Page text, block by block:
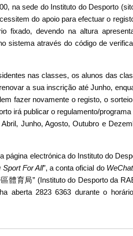
na sede do Instituto do Desporto
do apoio para efectuar o
fixado, devendo na altura
sistema através do código de
nas classes, os alunos das
a sua inscrição até Junho,
fazer novamente o registo, o
irá publicar o regulamento/programa
Junho, Agosto, Outubro e
página electrónica do Instituto do
Sport For All”, a conta oficial do WeChat
體育局” (Instituto do Desporto da
aberta 2823 6363 durante o